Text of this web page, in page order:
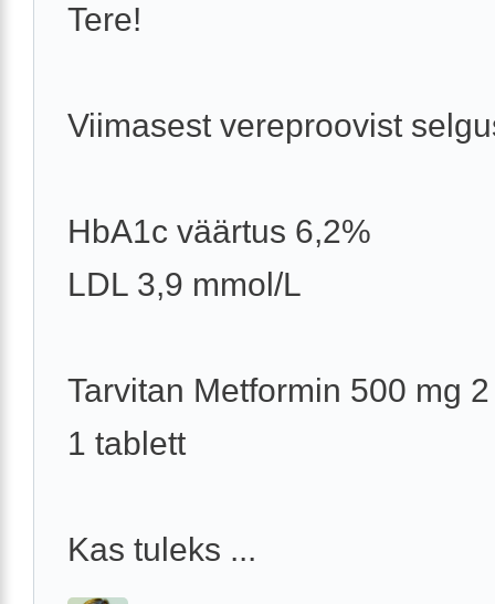
Tere!
Viimasest vereproovist
HbA1c väärtus 6,2%
LDL 3,9 mmol/L
Tarvitan Metformin 500 mg
1 tablett
Kas tuleks ...